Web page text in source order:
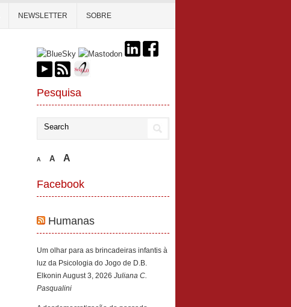
NEWSLETTER SOBRE
Pesquisa
A A A
Facebook
Humanas
Um olhar para as brincadeiras infantis à
luz da Psicologia do Jogo de D.B.
Elkonin August 3, 2026 Juliana C.
Pasqualini